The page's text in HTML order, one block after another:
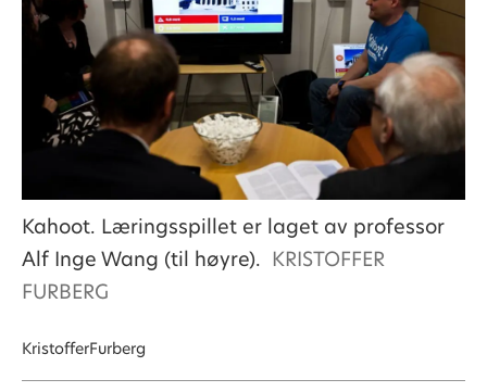
Kahoot. Læringsspillet er laget av professor
Alf Inge Wang (til høyre). KRISTOFFER
FURBERG
KristofferFurberg